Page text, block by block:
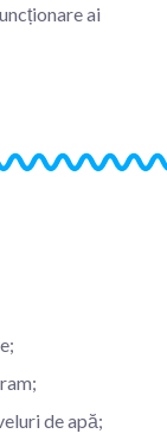
ai
de apă;